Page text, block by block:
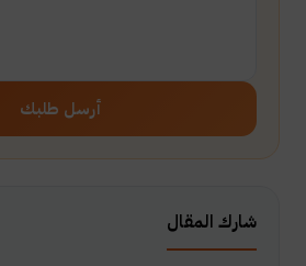
أرسل طلبك
شارك المقال